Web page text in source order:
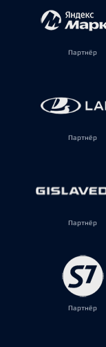
Партнёр
Партнёр
Партнёр
Партнёр